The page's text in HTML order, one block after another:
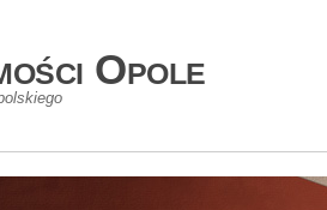
Opole